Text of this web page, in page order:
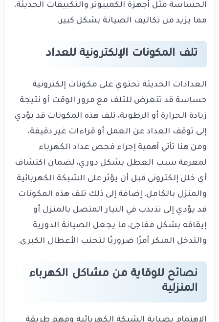
الحساسة مثل أجهزة الكمبيوتر والتكييفات الحديثة،
مما يزيد من تكاليف الصيانة بشكل كبير.
تلف المكونات الإلكترونية للعداد
العدادات الحديثة تحتوي على مكونات إلكترونية
حساسة قد تتعرض للتلف مع مرور الوقت أو نتيجة
زيادة الحرارة أو الرطوبة، تلف هذه المكونات قد يؤدي
إلى توقف العداد عن العمل أو قراءات غير دقيقة،
ومن هنا تأتي أهمية إجراء فحص عداد الكهرباء
لمعرفة سبب العطل بشكل دوري، لضمان اكتشاف
أي خلل إلكتروني قبل أن يؤثر على الشبكة الكهربائية
والمنزل بالكامل، إضافة إلى ذلك تلف هذه المكونات
قد يؤدي إلى تذبذب في التيار المتصل بالمنزل أو
إيقافه بشكل مفاجئ، ما يجعل الصيانة الدورية
والتدخل المبكر أمرًا ضروريًا لتجنب الأعطال الكبرى.
نصائح للوقاية من مشاكل الكهرباء
المنزلية
الاهتمام بصيانة الشبكة الكهربائية وفهم طريقة